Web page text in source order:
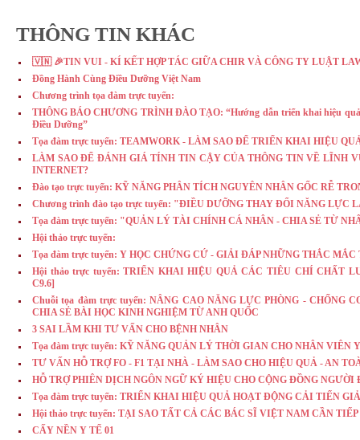
THÔNG TIN KHÁC
🇻🇳 🎉TIN VUI - KÍ KẾT HỢP TÁC GIỮA CHIR VÀ CÔNG TY LUẬT
Đồng Hành Cùng Điều Dưỡng Việt Nam
Chương trình tọa đàm trực tuyến:
THÔNG BÁO CHƯƠNG TRÌNH ĐÀO TẠO: “Hướng dẫn triển khai hiệu
Điều Dưỡng”
Tọa đàm trực tuyến: TEAMWORK - LÀM SAO ĐỂ TRIỂN KHAI HIỆU
LÀM SAO ĐỂ ĐÁNH GIÁ TÍNH TIN CẬY CỦA THÔNG TIN VỀ LĨNH
INTERNET?
Đào tạo trực tuyến: KỸ NĂNG PHÂN TÍCH NGUYÊN NHÂN GỐC RỄ
Chương trình đào tạo trực tuyến: "ĐIỀU DƯỠNG THAY ĐỔI NĂNG LỰC
Tọa đàm trực tuyến: "QUẢN LÝ TÀI CHÍNH CÁ NHÂN - CHIA SẺ TỪ
Hội thảo trực tuyến:
Tọa đàm trực tuyến: Y HỌC CHỨNG CỨ - GIẢI ĐÁP NHỮNG THẮC
Hội thảo trực tuyến: TRIỂN KHAI HIỆU QUẢ CÁC TIÊU CHÍ CHẤT
C9.6]
Chuỗi tọa đàm trực tuyến: NÂNG CAO NĂNG LỰC PHÒNG - CHỐNG
CHIA SẺ BÀI HỌC KINH NGHIỆM TỪ ANH QUỐC
3 SAI LẦM KHI TƯ VẤN CHO BỆNH NHÂN
Tọa đàm trực tuyến: KỸ NĂNG QUẢN LÝ THỜI GIAN CHO NHÂN VIÊN
TƯ VẤN HỖ TRỢ FO - F1 TẠI NHÀ - LÀM SAO CHO HIỆU QUẢ - AN
HỖ TRỢ PHIÊN DỊCH NGÔN NGỮ KÝ HIỆU CHO CỘNG ĐỒNG NGƯỜI
Tọa đàm trực tuyến: TRIỂN KHAI HIỆU QUẢ HOẠT ĐỘNG CẢI TIẾN
Hội thảo trực tuyến: TẠI SAO TẤT CẢ CÁC BÁC SĨ VIỆT NAM CẦN
CẤY NỀN Y TẾ 01